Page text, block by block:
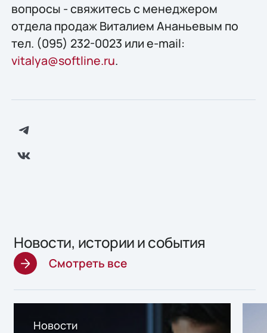
вопросы - свяжитесь с менеджером
отдела продаж Виталием Ананьевым по
тел. (095) 232-0023 или e-mail:
vitalya@softline.ru.
Новости, истории и события
Смотреть все
Новости